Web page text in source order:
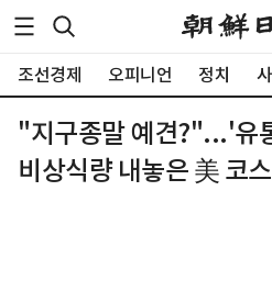
조선경제 오피니언 정치
"지구종말 예견?"...'유
비상식량 내놓은 美 코